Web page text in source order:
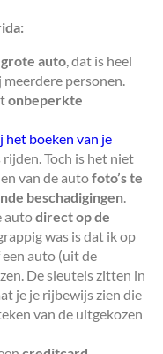
auto , dat is heel
personen.
onbeperkte
het boeken van je
rijden. Toch is het niet
van de autofoto’s te
beschadigingen
autodirect op de
was is dat ik op
auto (uit de
De sleutels zitten in
je je rijbewijs zien die
van de uitgekozen